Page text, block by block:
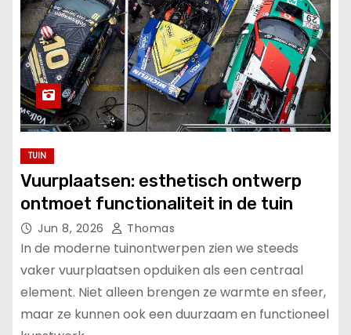
TUIN
Vuurplaatsen: esthetisch ontwerp
ontmoet functionaliteit in de tuin
Jun 8, 2026 Thomas
In de moderne tuinontwerpen zien we steeds
vaker vuurplaatsen opduiken als een centraal
element. Niet alleen brengen ze warmte en sfeer,
maar ze kunnen ook een duurzaam en functioneel